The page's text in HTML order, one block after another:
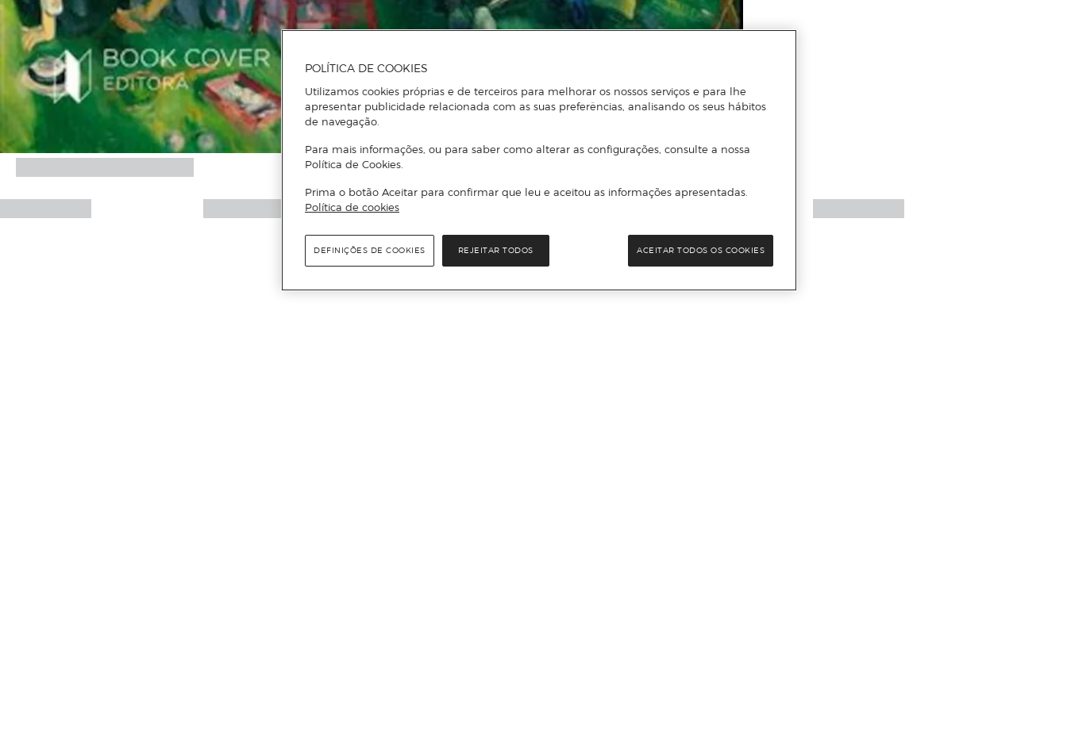
POLÍTICA DE COOKIES
Utilizamos cookies próprias e de terceiros para melhorar os nossos serviços e para lhe
apresentar publicidade relacionada com as suas preferências, analisando os seus hábitos
de navegação.
Para mais informações, ou para saber como alterar as configurações, consulte a nossa
Política de Cookies.
Prima o botão Aceitar para confirmar que leu e aceitou as informações apresentadas.
Política de cookies
REJEITAR TODOS ACEITAR TODOS OS COOKIES
DEFINIÇÕES DE COOKIES